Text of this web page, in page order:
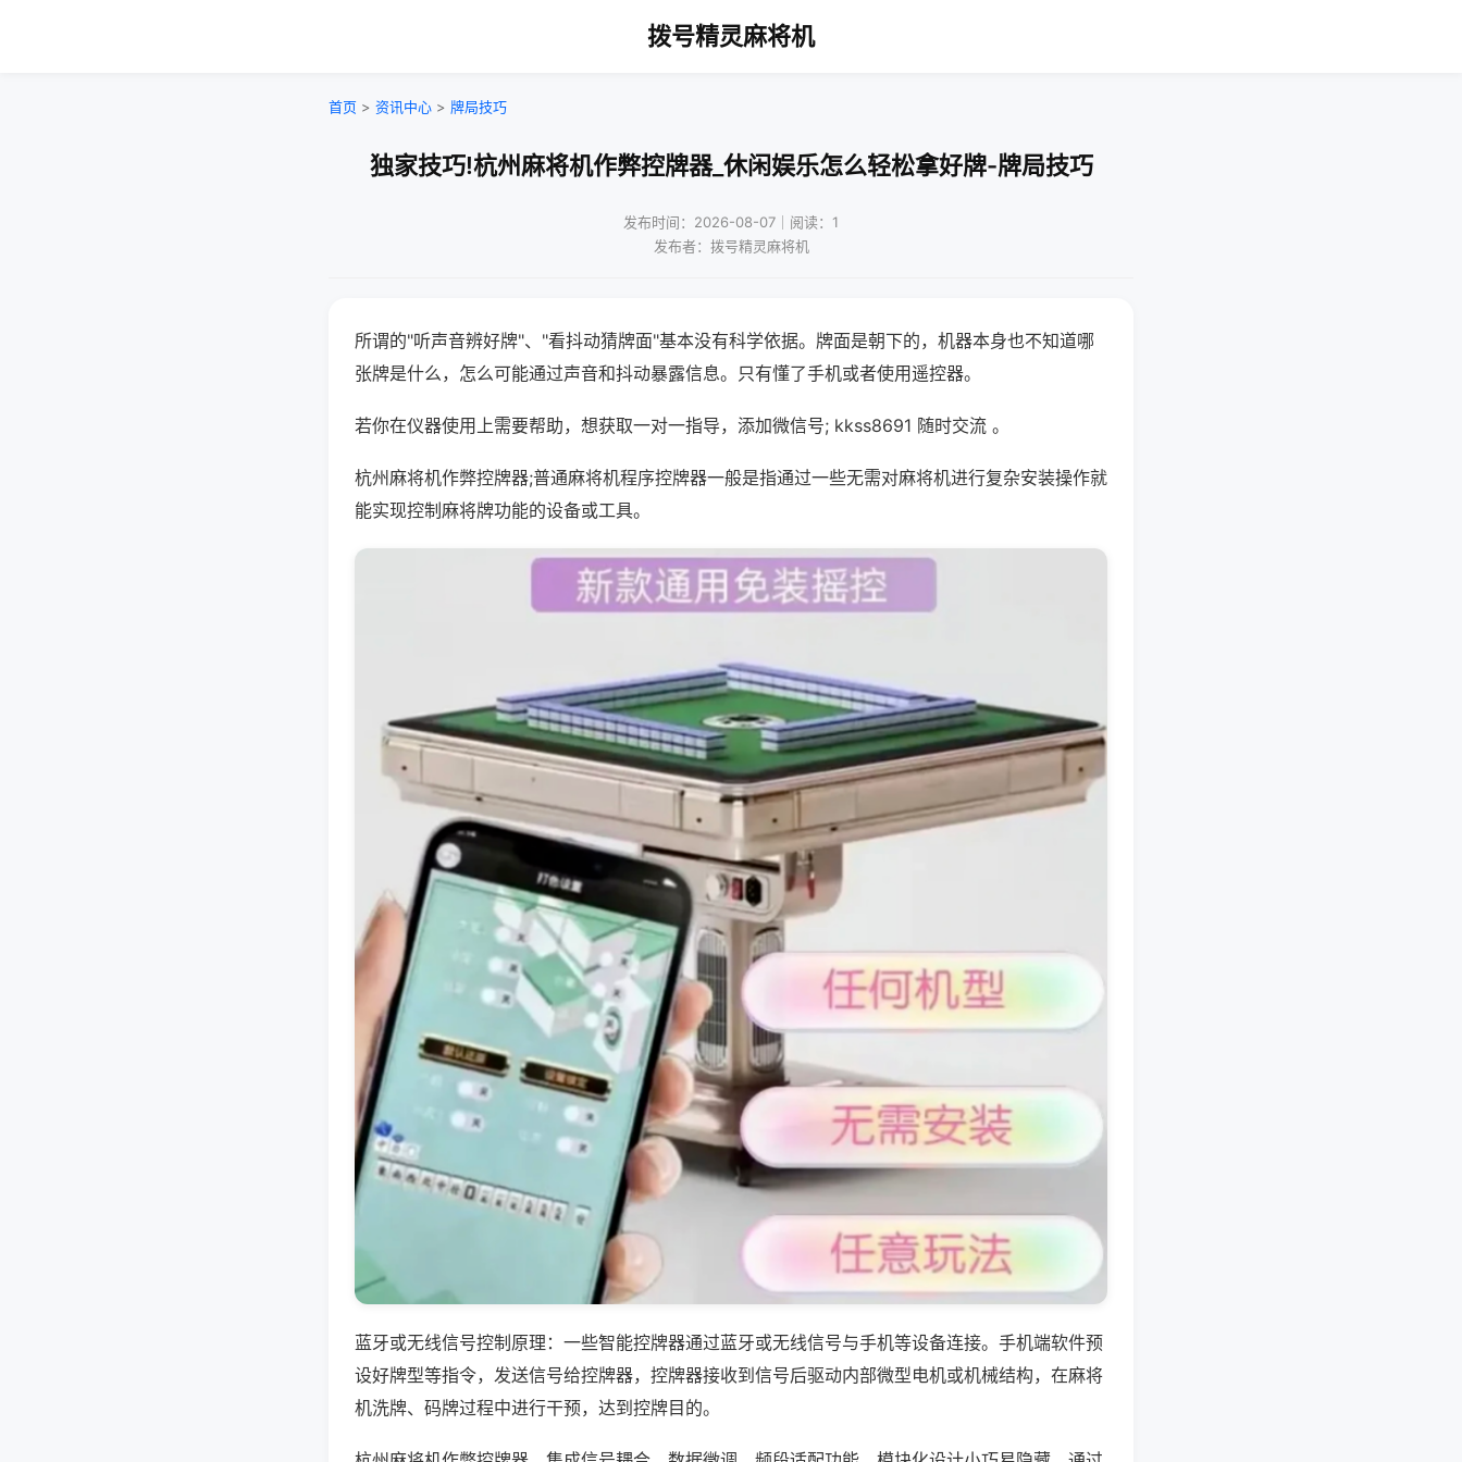
拨号精灵麻将机
首页 > 资讯中心 > 牌局技巧
独家技巧!杭州麻将机作弊控牌器_休闲娱乐怎么轻松拿好牌-牌局技巧
发布时间：2026-08-07｜阅读：1
发布者：拨号精灵麻将机
所谓的"听声音辨好牌"、"看抖动猜牌面"基本没有科学依据。牌面是朝下的，机器本身也不知道哪
张牌是什么，怎么可能通过声音和抖动暴露信息。只有懂了手机或者使用遥控器。
若你在仪器使用上需要帮助，想获取一对一指导，添加微信号; kkss8691 随时交流 。
杭州麻将机作弊控牌器;普通麻将机程序控牌器一般是指通过一些无需对麻将机进行复杂安装操作就
能实现控制麻将牌功能的设备或工具。
蓝牙或无线信号控制原理：一些智能控牌器通过蓝牙或无线信号与手机等设备连接。手机端软件预
设好牌型等指令，发送信号给控牌器，控牌器接收到信号后驱动内部微型电机或机械结构，在麻将
机洗牌、码牌过程中进行干预，达到控牌目的。